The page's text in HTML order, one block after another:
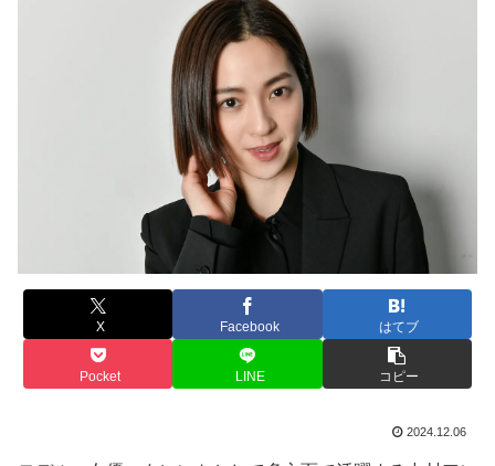
X Facebook はてブ
Pocket LINE コピー
2024.12.06